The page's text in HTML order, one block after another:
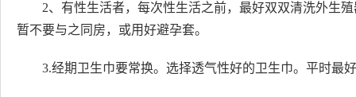
2、有性生活者，每次性生活之前，最好双双清洗外生
暂不要与之同房，或用好避孕套。
3.经期卫生巾要常换。选择透气性好的卫生巾。平时最